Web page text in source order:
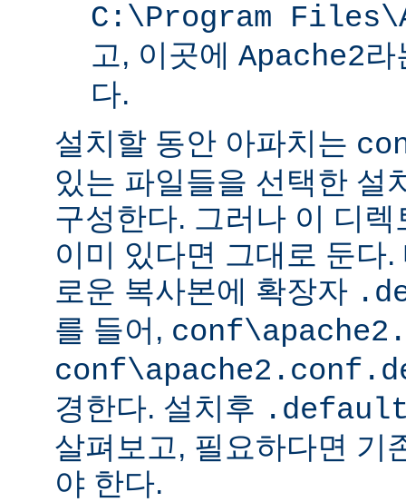
C:\Program
고, 이곳에 Apache2라
다.
설치할 동안 아파치는
있는 파일들을 선택한 설
구성한다. 그러나 이 디
이미 있다면 그대로 둔다
로운 복사본에 확장자
를 들어,
경한다. 설치후
살펴보고, 필요하다면 기
야 한다.